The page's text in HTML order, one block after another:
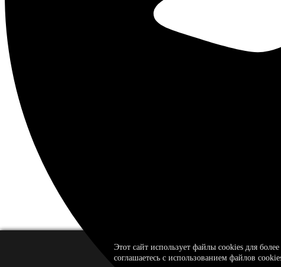
Этот сайт использует файлы cookies для
соглашаетесь с использованием файлов